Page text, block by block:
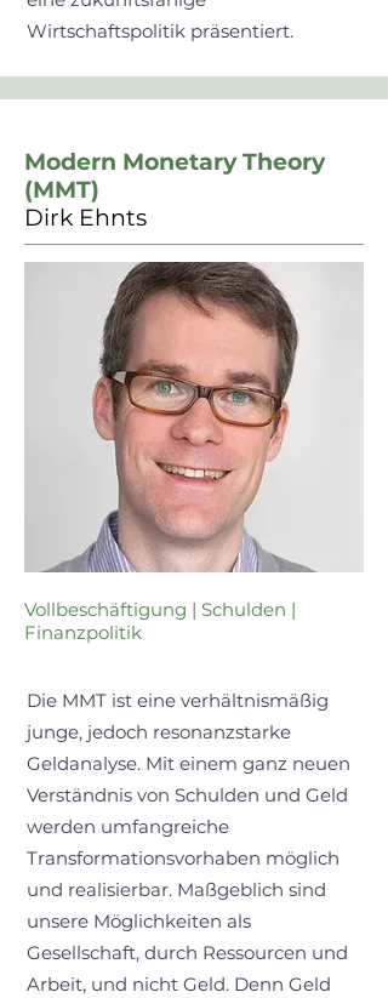
Wirtschaftspolitik präsentiert.
Modern Monetary Theory
(MMT)
Dirk Ehnts
Vollbeschäftigung | Schulden |
Finanzpolitik
Die MMT ist eine verhältnismäßig
junge, jedoch resonanzstarke
Geldanalyse. Mit einem ganz neuen
Verständnis von Schulden und Geld
werden umfangreiche
Transformationsvorhaben möglich
und realisierbar. Maßgeblich sind
unsere Möglichkeiten als
Gesellschaft, durch Ressourcen und
Arbeit, und nicht Geld. Denn Geld